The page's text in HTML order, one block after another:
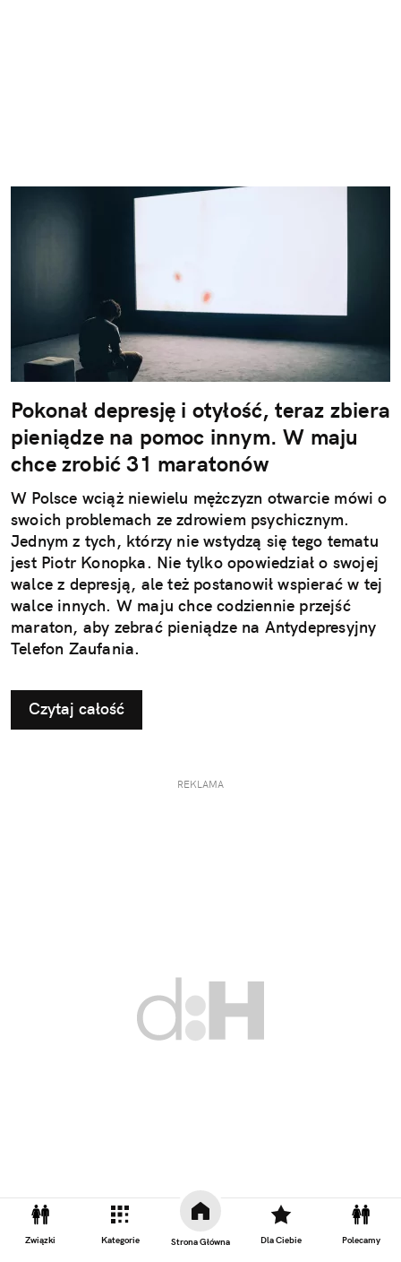
Związki Kategorie Strona Główna Dla Ciebie Polecamy
Pokonał depresję i otyłość, teraz zbiera
pieniądze na pomoc innym. W maju
chce zrobić 31 maratonów
W Polsce wciąż niewielu mężczyzn otwarcie mówi o
swoich problemach ze zdrowiem psychicznym.
Jednym z tych, którzy nie wstydzą się tego tematu
jest Piotr Konopka. Nie tylko opowiedział o swojej
walce z depresją, ale też postanowił wspierać w tej
walce innych. W maju chce codziennie przejść
maraton, aby zebrać pieniądze na Antydepresyjny
Telefon Zaufania.
Czytaj całość
REKLAMA